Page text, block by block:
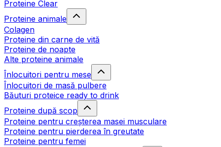
Proteine Clear
Proteine animale
Colagen
Proteine din carne de vită
Proteine de noapte
Alte proteine animale
Înlocuitori pentru mese
Înlocuitori de masă pulbere
Băuturi proteice ready to drink
Proteine după scop
Proteine pentru creșterea masei musculare
Proteine pentru pierderea în greutate
Proteine pentru femei